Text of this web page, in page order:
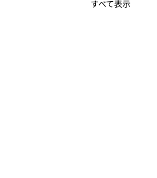
すべて表示